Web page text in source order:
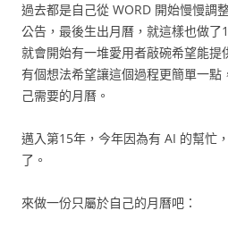
過去都是自己從 WORD 開始慢慢調
公告，最後生出月曆，就這樣也做了
就會開始有一堆愛用者敲碗希望能提
有個想法希望讓這個過程更簡單一點
己需要的月曆。
邁入第15年，今年因為有 AI 的幫忙
了。
來做一份只屬於自己的月曆吧：